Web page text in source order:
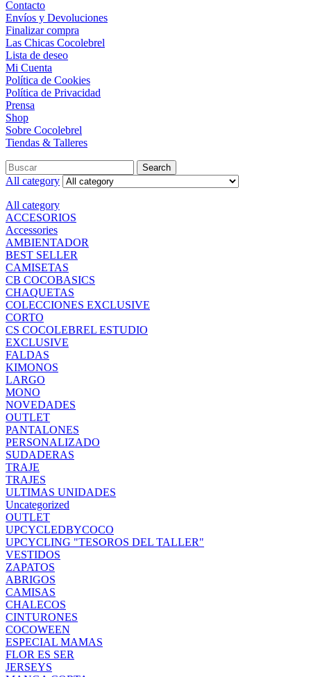
Contacto
Envíos y Devoluciones
Finalizar compra
Las Chicas Cocolebrel
Lista de deseo
Mi Cuenta
Política de Cookies
Política de Privacidad
Prensa
Shop
Sobre Cocolebrel
Tiendas & Talleres
Search
All category
All category
ACCESORIOS
Accessories
AMBIENTADOR
BEST SELLER
CAMISETAS
CB COCOBASICS
CHAQUETAS
COLECCIONES EXCLUSIVE
CORTO
CS COCOLEBREL ESTUDIO
EXCLUSIVE
FALDAS
KIMONOS
LARGO
MONO
NOVEDADES
OUTLET
PANTALONES
PERSONALIZADO
SUDADERAS
TRAJE
TRAJES
ULTIMAS UNIDADES
Uncategorized
OUTLET
UPCYCLEDBYCOCO
UPCYCLING "TESOROS DEL TALLER"
VESTIDOS
ZAPATOS
ABRIGOS
CAMISAS
CHALECOS
CINTURONES
COCOWEEN
ESPECIAL MAMAS
FLOR ES SER
JERSEYS